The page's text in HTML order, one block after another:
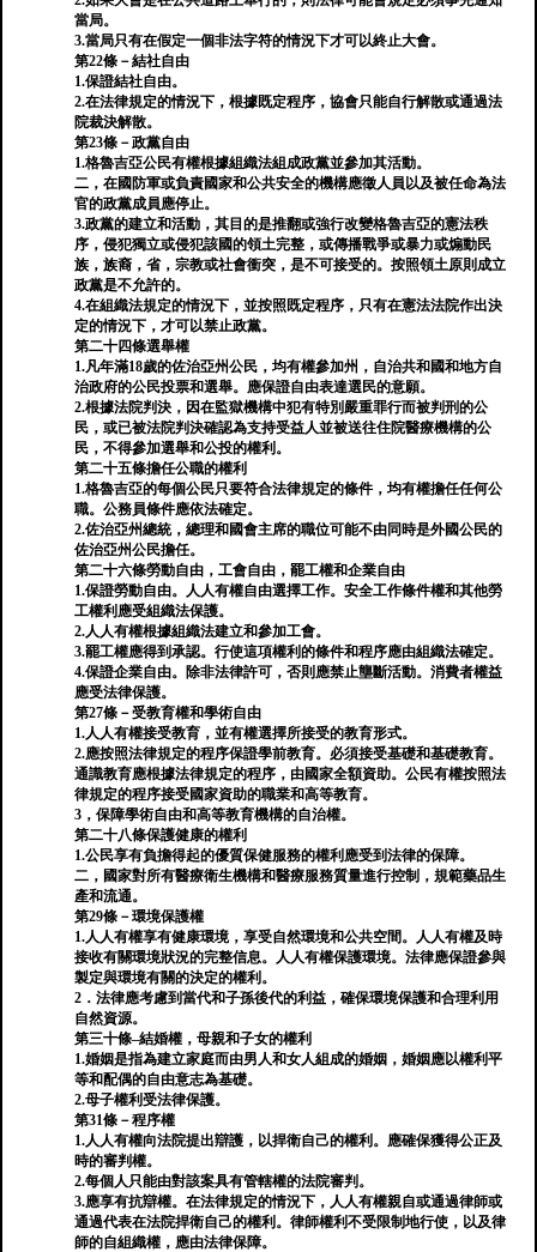
當局。
3.當局只有在假定一個非法字符的情況下才可以終止大會。
第22條－結社自由
1.保證結社自由。
2.在法律規定的情況下，根據既定程序，協會只能自行解散或通過法
院裁決解散。
第23條－政黨自由
1.格魯吉亞公民有權根據組織法組成政黨並參加其活動。
二，在國防軍或負責國家和公共安全的機構應徵人員以及被任命為法
官的政黨成員應停止。
3.政黨的建立和活動，其目的是推翻或強行改變格魯吉亞的憲法秩
序，侵犯獨立或侵犯該國的領土完整，或傳播戰爭或暴力或煽動民
族，族裔，省，宗教或社會衝突，是不可接受的。按照領土原則成立
政黨是不允許的。
4.在組織法規定的情況下，並按照既定程序，只有在憲法法院作出決
定的情況下，才可以禁止政黨。
第二十四條選舉權
1.凡年滿18歲的佐治亞州公民，均有權參加州，自治共和國和地方自
治政府的公民投票和選舉。應保證自由表達選民的意願。
2.根據法院判決，因在監獄機構中犯有特別嚴重罪行而被判刑的公
民，或已被法院判決確認為支持受益人並被送往住院醫療機構的公
民，不得參加選舉和公投的權利。
第二十五條擔任公職的權利
1.格魯吉亞的每個公民只要符合法律規定的條件，均有權擔任任何公
職。公務員條件應依法確定。
2.佐治亞州總統，總理和國會主席的職位可能不由同時是外國公民的
佐治亞州公民擔任。
第二十六條勞動自由，工會自由，罷工權和企業自由
1.保證勞動自由。人人有權自由選擇工作。安全工作條件權和其他勞
工權利應受組織法保護。
2.人人有權根據組織法建立和參加工會。
3.罷工權應得到承認。行使這項權利的條件和程序應由組織法確定。
4.保證企業自由。除非法律許可，否則應禁止壟斷活動。消費者權益
應受法律保護。
第27條－受教育權和學術自由
1.人人有權接受教育，並有權選擇所接受的教育形式。
2.應按照法律規定的程序保證學前教育。必須接受基礎和基礎教育。
通識教育應根據法律規定的程序，由國家全額資助。公民有權按照法
律規定的程序接受國家資助的職業和高等教育。
3，保障學術自由和高等教育機構的自治權。
第二十八條保護健康的權利
1.公民享有負擔得起的優質保健服務的權利應受到法律的保障。
二，國家對所有醫療衛生機構和醫療服務質量進行控制，規範藥品生
產和流通。
第29條－環境保護權
1.人人有權享有健康環境，享受自然環境和公共空間。人人有權及時
接收有關環境狀況的完整信息。人人有權保護環境。法律應保證參與
製定與環境有關的決定的權利。
2．法律應考慮到當代和子孫後代的利益，確保環境保護和合理利用
自然資源。
第三十條–結婚權，母親和子女的權利
1.婚姻是指為建立家庭而由男人和女人組成的婚姻，婚姻應以權利平
等和配偶的自由意志為基礎。
2.母子權利受法律保護。
第31條－程序權
1.人人有權向法院提出辯護，以捍衛自己的權利。應確保獲得公正及
時的審判權。
2.每個人只能由對該案具有管轄權的法院審判。
3.應享有抗辯權。在法律規定的情況下，人人有權親自或通過律師或
通過代表在法院捍衛自己的權利。律師權利不受限制地行使，以及律
師的自組織權，應由法律保障。